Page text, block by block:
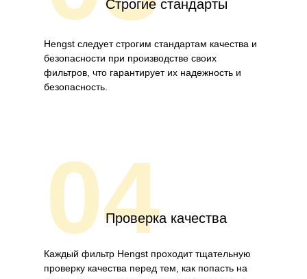
Строгие стандарты
Hengst следует строгим стандартам качества и
безопасности при производстве своих
фильтров, что гарантирует их надежность и
безопасность.
04Проверка качества
Каждый фильтр Hengst проходит тщательную
проверку качества перед тем, как попасть на